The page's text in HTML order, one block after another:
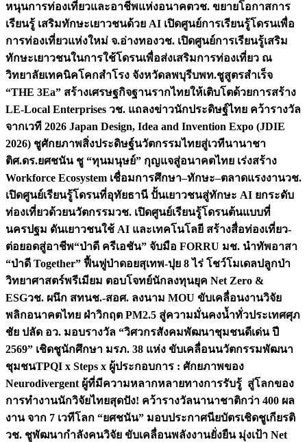
หนุนการท่องเที่ยวและอาชีพแห่งอนาคตวช. ขยายโอกาสการ
เรียนรู้ เสริมทักษะเยาวชนด้วย AI เปิดศูนย์การเรียนรู้โดรนเพื่อ
การท่องเที่ยวแห่งใหม่ จ.อ่างทองวช. เปิดศูนย์การเรียนรู้เสริม
ทักษะเยาวชนในการใช้โดรนเพื่อส่งเสริมการท่องเที่ยว ณ
วิทยาลัยเทคนิคโคกสำโรง จังหวัดลพบุรีบพท.ชูสูตรสำเร็จ
“THE 3Ea” สร้างเศรษฐกิจฐานรากไทยให้เติบโตด้วยการสร้าง
LE-Local Enterprises วช. แถลงข่าวนักประดิษฐ์ไทย คว้ารางวัล
จากเวที 2026 Japan Design, Idea and Invention Expo (JDIE
2026) ชูศักยภาพสิ่งประดิษฐ์นวัตกรรมไทยสู่เวทีนานาชา
ติศ.ดร.ยศชนัน ชู “ทุนมนุษย์” กุญแจสู่อนาคตไทย เร่งสร้าง
Workforce Ecosystem เชื่อมการศึกษา–ทักษะ–ตลาดแรงงานวช.
เปิดศูนย์เรียนรู้โดรนที่อุทัยธานี ปั้นเยาวชนสู่ทักษะ AI ยกระดับ
ท่องเที่ยวด้วยนวัตกรรมวช. เปิดศูนย์เรียนรู้โดรนต้นแบบที่
นครปฐม ดันเยาวชนใช้ AI และเทคโนโลยี สร้างสื่อท่องเที่ยว-
ต่อยอดสู่อาชีพ“ป่าดี ครีเอชัน” จับมือ FORRU มช. นำทัพอาสา
“ป่าดี Together” ฟื้นฟูป่าดอยสุเทพ-ปุย 8 ไร่ โชว์โมเดลปลูกป่า
วิทยาศาสตร์พรีเมียม ตอบโจทย์นักลงทุนยุค Net Zero &
ESGวช. ผนึก สทนช.-สอศ. ลงนาม MOU ขับเคลื่อนงานวิจัย
พลิกอนาคตไทย ฝ่าวิกฤต PM2.5 สู่ความมั่นคงน้ำทั่วประเทศศุภ
ชัย ปลัด อว. มอบรางวัล “วิศวกรสังคมพัฒนาชุมชนดีเด่น ปี
2569” เชิดชูนักศึกษา มรภ. 38 แห่ง ขับเคลื่อนนวัตกรรมพัฒนา
ชุมชนTPQI x Steps x ผู้ประกอบการ : ศักยภาพของ
Neurodivergent ผู้ที่มีความหลากหลายทางการรับรู้ สู่โลกของ
การทำงานนักวิจัยไทยสุดปัง! คว้ารางวัลนานาชาติกว่า 400 ผล
งาน จาก 7 เวทีโลก “ยศชนัน” มอบประกาศนียบัตรเชิดชูเกียรติ
วช. ชูพัฒนากำลังคนวิจัย ขับเคลื่อนพลังงานยั่งยืน มุ่งเป้า Net